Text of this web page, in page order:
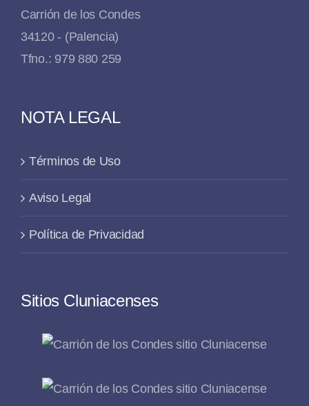
Carrión de los Condes
34120 - (Palencia)
Tfno.: 979 880 259
NOTA LEGAL
Términos de Uso
Aviso Legal
Política de Privacidad
Sitios Cluniacenses